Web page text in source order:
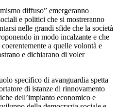
diffuso” emergeranno
e politici che si mostreranno
nelle grandi sfide che la società
in modo incalzante e che
a quelle volontà e
e dichiarano di voler
specifico di avanguardia spetta
di istanze di rinnovamento
dell’impianto economico e